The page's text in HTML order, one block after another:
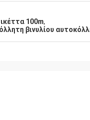
100m,
βινυλίου